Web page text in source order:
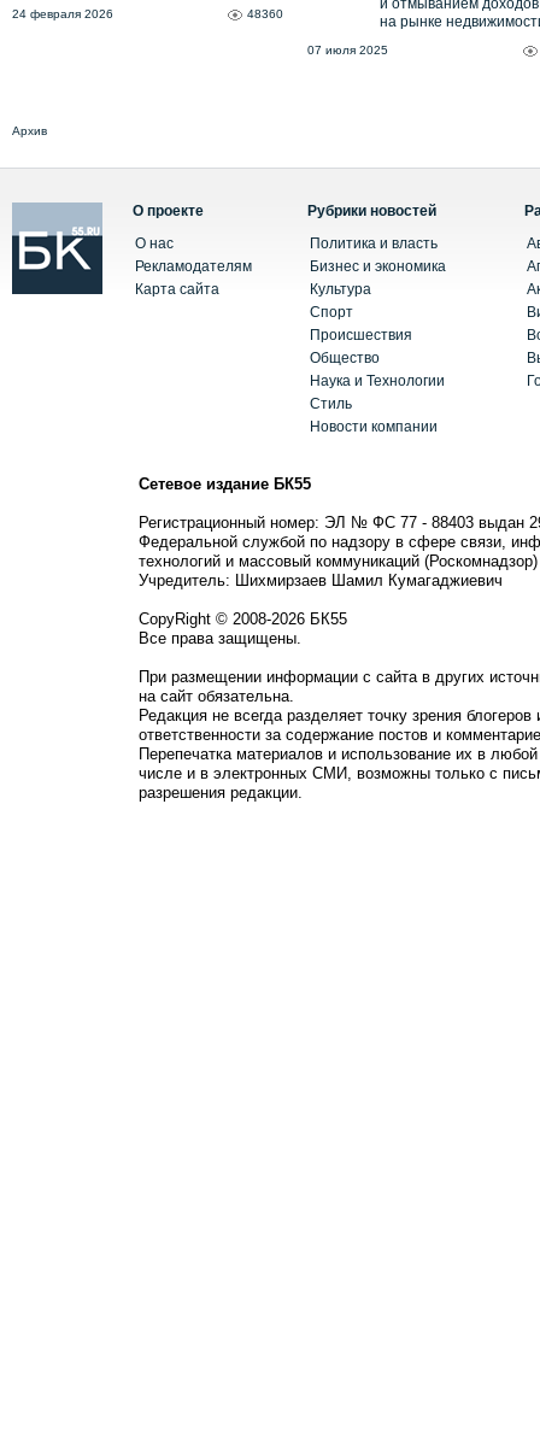
24 февраля 2026 48360
и отмыванием доходов
на рынке
07 июля 2025
Архив
О проекте
О нас
Рекламодателям
Карта сайта
Рубрики новостей
Политика и власть
Бизнес и экономика
Культура
Спорт
Происшествия
Общество
Наука и Технологии
Стиль
Новости компании
Сетевое издание БК55
Регистрационный номер: ЭЛ № ФС 77 - 88403 выдан
Федеральной службой по надзору в сфере связи,
технологий и массовый коммуникаций (Роскомнадзор)
Учредитель: Шихмирзаев Шамил Кумагаджиевич
CopyRight © 2008-2026 БК55
Все права защищены.
При размещении информации с сайта в других
на сайт обязательна.
Редакция не всегда разделяет точку зрения блогеров
ответственности за содержание постов и
Перепечатка материалов и использование их в
числе и в электронных СМИ, возможны только с
разрешения редакции.